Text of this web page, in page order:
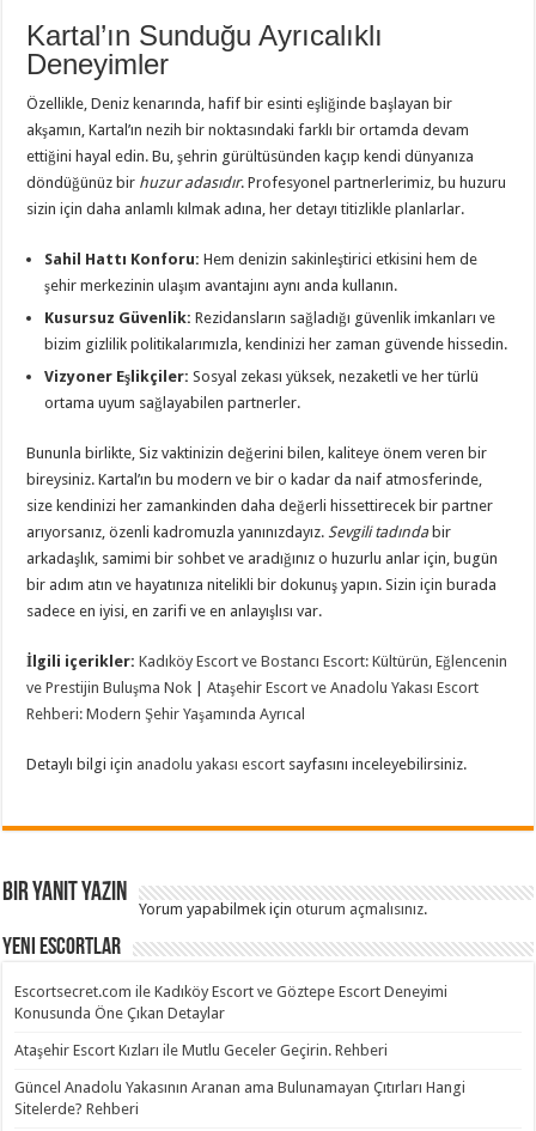
Kartal’ın Sunduğu Ayrıcalıklı
Deneyimler
Özellikle, Deniz kenarında, hafif bir esinti eşliğinde başlayan bir
akşamın, Kartal’ın nezih bir noktasındaki farklı bir ortamda devam
ettiğini hayal edin. Bu, şehrin gürültüsünden kaçıp kendi dünyanıza
döndüğünüz bir huzur adasıdır. Profesyonel partnerlerimiz, bu huzuru
sizin için daha anlamlı kılmak adına, her detayı titizlikle planlarlar.
Sahil Hattı Konforu: Hem denizin sakinleştirici etkisini hem de
şehir merkezinin ulaşım avantajını aynı anda kullanın.
Kusursuz Güvenlik: Rezidansların sağladığı güvenlik imkanları ve
bizim gizlilik politikalarımızla, kendinizi her zaman güvende hissedin.
Vizyoner Eşlikçiler: Sosyal zekası yüksek, nezaketli ve her türlü
ortama uyum sağlayabilen partnerler.
Bununla birlikte, Siz vaktinizin değerini bilen, kaliteye önem veren bir
bireysiniz. Kartal’ın bu modern ve bir o kadar da naif atmosferinde,
size kendinizi her zamankinden daha değerli hissettirecek bir partner
arıyorsanız, özenli kadromuzla yanınızdayız.Sevgili tadındabir
arkadaşlık, samimi bir sohbet ve aradığınız o huzurlu anlar için, bugün
bir adım atın ve hayatınıza nitelikli bir dokunuş yapın. Sizin için burada
sadece en iyisi, en zarifi ve en anlayışlısı var.
İlgili içerikler: Kadıköy Escort ve Bostancı Escort: Kültürün, Eğlencenin
ve Prestijin Buluşma Nok |Ataşehir Escort ve Anadolu Yakası Escort
Rehberi: Modern Şehir Yaşamında Ayrıcal
Detaylı bilgi için anadolu yakası escort sayfasını inceleyebilirsiniz.
Bir yanıt yazın
Yorum yapabilmek içinoturum açmalısınız.
Yeni Escortlar
Escortsecret.com ile Kadıköy Escort ve Göztepe Escort Deneyimi
Konusunda Öne Çıkan Detaylar
Ataşehir Escort Kızları ile Mutlu Geceler Geçirin. Rehberi
Güncel Anadolu Yakasının Aranan ama Bulunamayan Çıtırları Hangi
Sitelerde? Rehberi